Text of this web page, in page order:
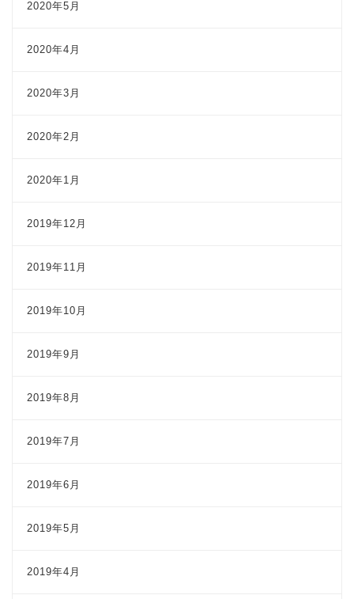
2020年5月
2020年4月
2020年3月
2020年2月
2020年1月
2019年12月
2019年11月
2019年10月
2019年9月
2019年8月
2019年7月
2019年6月
2019年5月
2019年4月